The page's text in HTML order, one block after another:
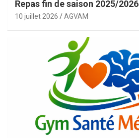
Repas fin de saison 2025/2026
10 juillet 2026 AGVAM